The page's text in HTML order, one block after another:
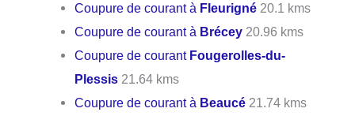
Coupure de courant à Fleurigné 20.1 kms
Coupure de courant à Brécey 20.96 kms
Coupure de courant Fougerolles-du-
Plessis 21.64 kms
Coupure de courant à Beaucé 21.74 kms